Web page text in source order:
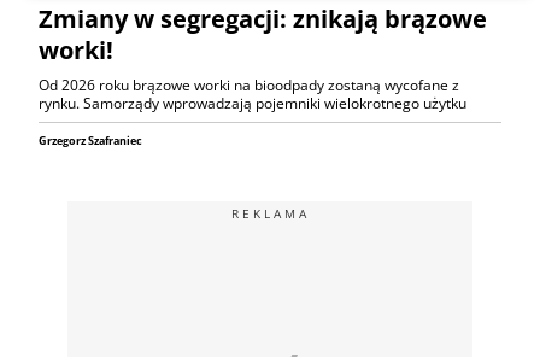
Zmiany w segregacji: znikają brązowe
worki!
Od 2026 roku brązowe worki na bioodpady zostaną wycofane z
rynku. Samorządy wprowadzają pojemniki wielokrotnego użytku
Grzegorz Szafraniec
REKLAMA